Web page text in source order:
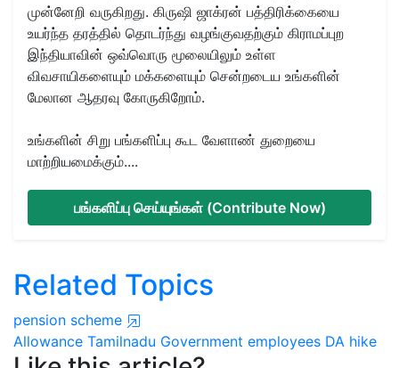
முன்னேறி வருகிறது. கிருஷி ஜாக்ரன் பத்திரிக்கையை
உயர்ந்த தரத்தில் தொடர்ந்து வழங்குவதற்கும் கிராமப்புற
இந்தியாவின் ஒவ்வொரு மூலையிலும் உள்ள
விவசாயிகளையும் மக்களையும் சென்றடைய உங்களின்
மேலான ஆதரவு கோருகிறோம்.
உங்களின் சிறு பங்களிப்பு கூட வேளாண் துறையை
மாற்றியமைக்கும்....
பங்களிப்பு செய்யுங்கள் (Contribute Now)
Related Topics
pension scheme
Allowance Tamilnadu Government employees DA hike